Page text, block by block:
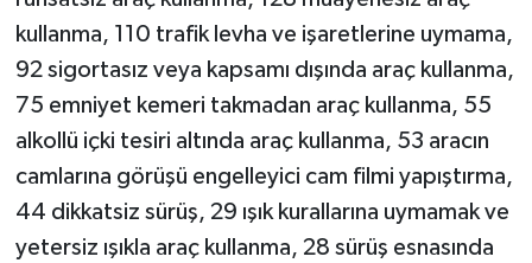
kullanma, 110 trafik levha ve işaretlerine uymama,
92 sigortasız veya kapsamı dışında araç kullanma,
75 emniyet kemeri takmadan araç kullanma, 55
alkollü içki tesiri altında araç kullanma, 53 aracın
camlarına görüşü engelleyici cam filmi yapıştırma,
44 dikkatsiz sürüş, 29 ışık kurallarına uymamak ve
yetersiz ışıkla araç kullanma, 28 sürüş esnasında